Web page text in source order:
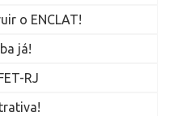
o ENCLAT!
já!
RJ